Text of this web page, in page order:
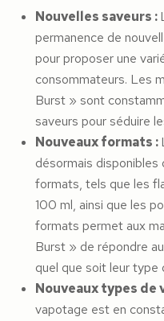
Nouvelles saveurs :
permanence de
pour proposer une
consommateurs. Les
Burst » sont
saveurs pour séduire
Nouveaux formats :
désormais disponibles
formats, tels que les
100 ml, ainsi que les
formats permet aux
Burst » de répondre
quel que soit leur type
Nouveaux types de
vapotage est en